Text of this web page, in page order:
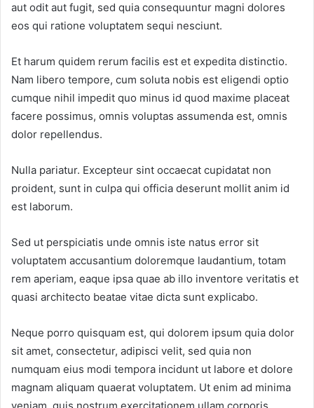
aut odit aut fugit, sed quia consequuntur magni dolores
eos qui ratione voluptatem sequi nesciunt.
Et harum quidem rerum facilis est et expedita distinctio.
Nam libero tempore, cum soluta nobis est eligendi optio
cumque nihil impedit quo minus id quod maxime placeat
facere possimus, omnis voluptas assumenda est, omnis
dolor repellendus.
Nulla pariatur. Excepteur sint occaecat cupidatat non
proident, sunt in culpa qui officia deserunt mollit anim id
est laborum.
Sed ut perspiciatis unde omnis iste natus error sit
voluptatem accusantium doloremque laudantium, totam
rem aperiam, eaque ipsa quae ab illo inventore veritatis et
quasi architecto beatae vitae dicta sunt explicabo.
Neque porro quisquam est, qui dolorem ipsum quia dolor
sit amet, consectetur, adipisci velit, sed quia non
numquam eius modi tempora incidunt ut labore et dolore
magnam aliquam quaerat voluptatem. Ut enim ad minima